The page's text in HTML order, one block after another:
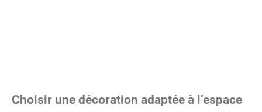
Choisir une décoration adaptée à l’espace